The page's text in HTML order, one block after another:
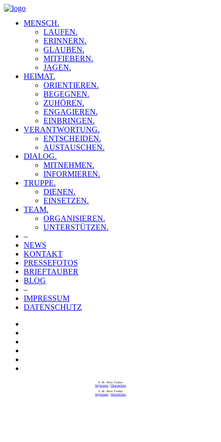
MENSCH.
LAUFEN.
ERINNERN.
GLAUBEN.
MITFIEBERN.
JAGEN.
HEIMAT.
ORIENTIEREN.
BEGEGNEN.
ZUHÖREN.
ENGAGIEREN.
EINBRINGEN.
VERANTWORTUNG.
ENTSCHEIDEN.
AUSTAUSCHEN.
DIALOG.
MITNEHMEN.
INFORMIEREN.
TRUPPE.
DIENEN.
EINSETZEN.
TEAM.
ORGANISIEREN.
UNTERSTÜTZEN.
–
NEWS
KONTAKT
PRESSEFOTOS
BRIEFTAUBER
BLOG
–
IMPRESSUM
DATENSCHUTZ
© Dr. Peter Tauber
Impressum| Datenschutz
© Dr. Peter Tauber
Impressum| Datenschutz